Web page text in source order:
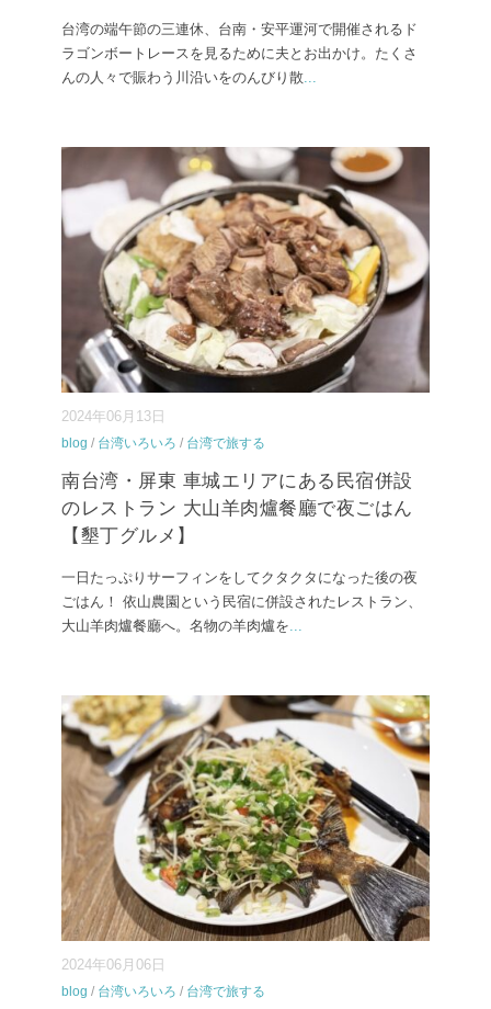
台湾の端午節の三連休、台南・安平運河で開催されるド
ラゴンボートレースを見るために夫とお出かけ。たくさ
んの人々で賑わう川沿いをのんびり散...
2024年06月13日
blog / 台湾いろいろ / 台湾で旅する
南台湾・屏東 車城エリアにある民宿併設
のレストラン 大山羊肉爐餐廳で夜ごはん
【墾丁グルメ】
一日たっぷりサーフィンをしてクタクタになった後の夜
ごはん！ 依山農園という民宿に併設されたレストラン、
大山羊肉爐餐廳へ。名物の羊肉爐を...
2024年06月06日
blog / 台湾いろいろ / 台湾で旅する